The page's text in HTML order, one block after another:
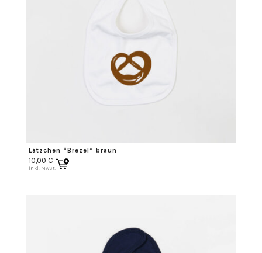
Lätzchen “Brezel” braun
10,00 €
inkl. MwSt.